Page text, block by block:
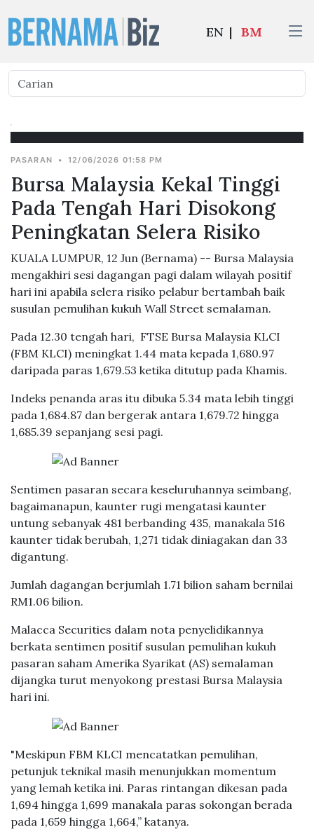
EN | BM
PASARAN • 12/06/2026 01:58 PM
Bursa Malaysia Kekal Tinggi
Pada Tengah Hari Disokong
Peningkatan Selera Risiko
KUALA LUMPUR, 12 Jun (Bernama) -- Bursa Malaysia
mengakhiri sesi dagangan pagi dalam wilayah positif
hari ini apabila selera risiko pelabur bertambah baik
susulan pemulihan kukuh Wall Street semalaman.
Pada 12.30 tengah hari, FTSE Bursa Malaysia KLCI
(FBM KLCI) meningkat 1.44 mata kepada 1,680.97
daripada paras 1,679.53 ketika ditutup pada Khamis.
Indeks penanda aras itu dibuka 5.34 mata lebih tinggi
pada 1,684.87 dan bergerak antara 1,679.72 hingga
1,685.39 sepanjang sesi pagi.
Sentimen pasaran secara keseluruhannya seimbang,
bagaimanapun, kaunter rugi mengatasi kaunter
untung sebanyak 481 berbanding 435, manakala 516
kaunter tidak berubah, 1,271 tidak diniagakan dan 33
digantung.
Jumlah dagangan berjumlah 1.71 bilion saham bernilai
RM1.06 bilion.
Malacca Securities dalam nota penyelidikannya
berkata sentimen positif susulan pemulihan kukuh
pasaran saham Amerika Syarikat (AS) semalaman
dijangka turut menyokong prestasi Bursa Malaysia
hari ini.
"Meskipun FBM KLCI mencatatkan pemulihan,
petunjuk teknikal masih menunjukkan momentum
yang lemah ketika ini. Paras rintangan dikesan pada
1,694 hingga 1,699 manakala paras sokongan berada
pada 1,659 hingga 1,664,” katanya.